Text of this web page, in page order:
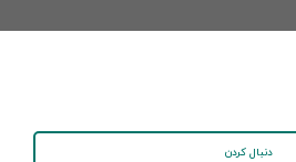
دنبال کردن